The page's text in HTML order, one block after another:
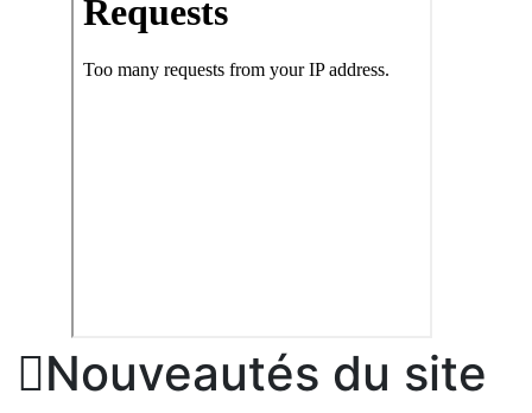
Nouveautés du site